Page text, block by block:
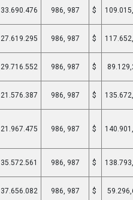
33.690.476 986, 987 $
27.619.295 986, 987 $
29.716.552 986, 987 $
21.576.387 986, 987 $
21.967.475 986, 987 $
35.572.561 986, 987 $
37.656.082 986, 987 $